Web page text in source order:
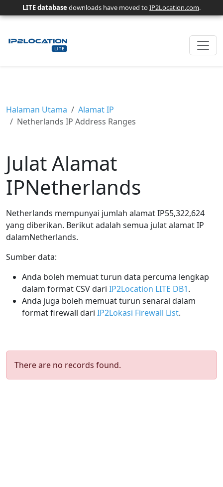
LITE database downloads have moved toIP2Location.com.
Halaman Utama
Alamat IP
Netherlands IP Address Ranges
Julat Alamat
IPNetherlands
Netherlands mempunyai jumlah alamat IP55,322,624
yang diberikan. Berikut adalah semua julat alamat IP
dalamNetherlands.
Sumber data:
Anda boleh memuat turun data percuma lengkap
dalam format CSV dari IP2Location LITE DB1.
Anda juga boleh memuat turun senarai dalam
format firewall dari IP2Lokasi Firewall List.
There are no records found.